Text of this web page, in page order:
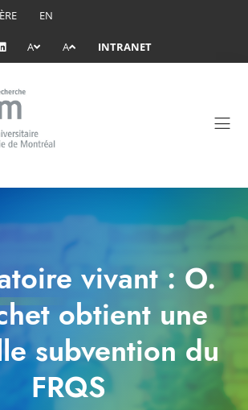
EN
A A INTRANET
vivant : O.
obtient une
subvention du
FRQS